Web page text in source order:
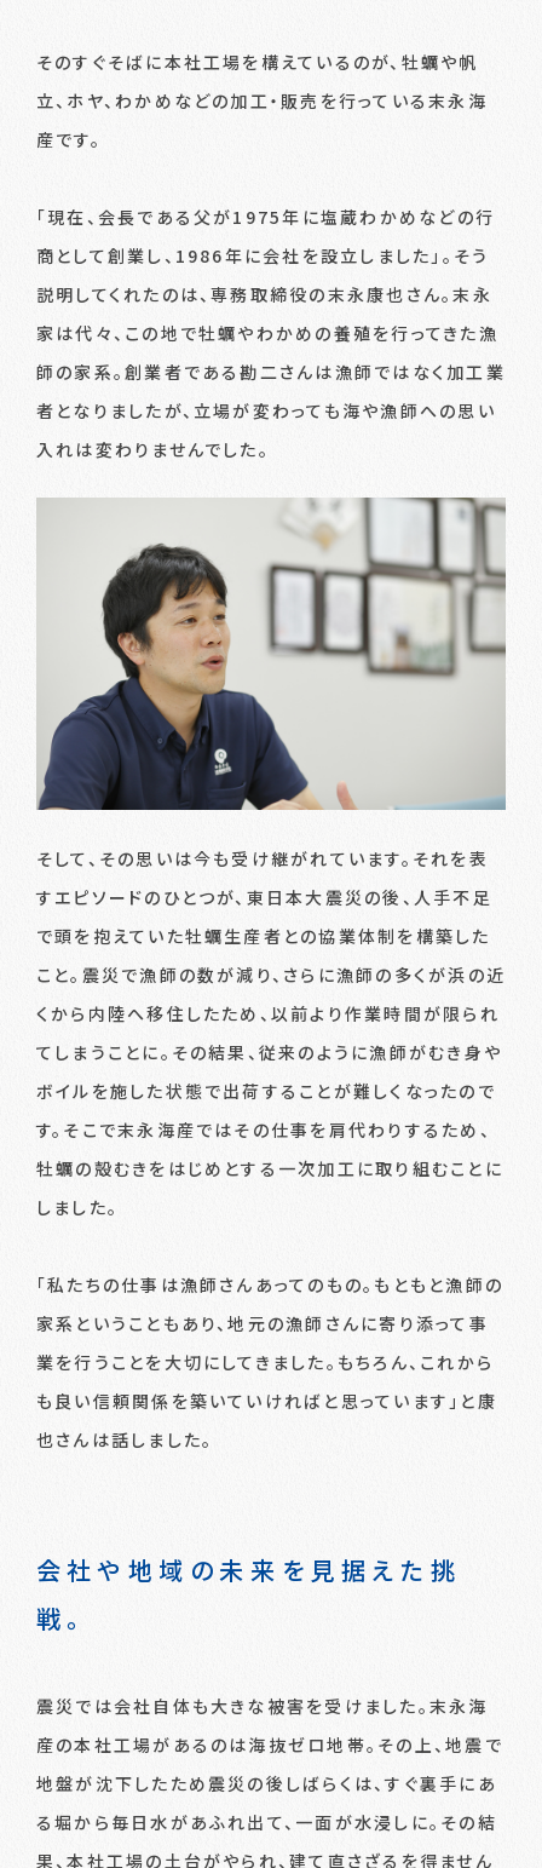
そのすぐそばに本社工場を構えているのが、牡蠣や帆
立、ホヤ、わかめなどの加工・販売を行っている末永海
産です。
「現在、会長である父が1975年に塩蔵わかめなどの行
商として創業し、1986年に会社を設立しました」。そう
説明してくれたのは、専務取締役の末永康也さん。末永
家は代々、この地で牡蠣やわかめの養殖を行ってきた漁
師の家系。創業者である勘二さんは漁師ではなく加工業
者となりましたが、立場が変わっても海や漁師への思い
入れは変わりませんでした。
そして、その思いは今も受け継がれています。それを表
すエピソードのひとつが、東日本大震災の後、人手不足
で頭を抱えていた牡蠣生産者との協業体制を構築した
こと。震災で漁師の数が減り、さらに漁師の多くが浜の近
くから内陸へ移住したため、以前より作業時間が限られ
てしまうことに。その結果、従来のように漁師がむき身や
ボイルを施した状態で出荷することが難しくなったので
す。そこで末永海産ではその仕事を肩代わりするため、
牡蠣の殻むきをはじめとする一次加工に取り組むことに
しました。
「私たちの仕事は漁師さんあってのもの。もともと漁師の
家系ということもあり、地元の漁師さんに寄り添って事
業を行うことを大切にしてきました。もちろん、これから
も良い信頼関係を築いていければと思っています」と康
也さんは話しました。
会社や地域の未来を見据えた挑
戦。
震災では会社自体も大きな被害を受けました。末永海
産の本社工場があるのは海抜ゼロ地帯。その上、地震で
地盤が沈下したため震災の後しばらくは、すぐ裏手にあ
る堀から毎日水があふれ出て、一面が水浸しに。その結
果、本社工場の土台がやられ、建て直さざるを得ません